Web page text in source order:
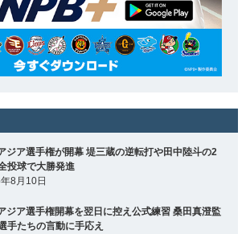
ジア選手権が開幕 堤三蔵の逆転打や田中陸斗の2
投球で大勝発進
8月10日
ジア選手権開幕を翌日に控え公式練習 桑田真澄監
手たちの言動に手応え